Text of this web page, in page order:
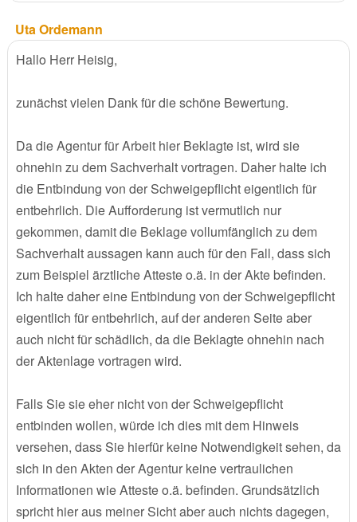
Uta Ordemann
Hallo Herr Heisig,
zunächst vielen Dank für die schöne Bewertung.
Da die Agentur für Arbeit hier Beklagte ist, wird sie
ohnehin zu dem Sachverhalt vortragen. Daher halte ich
die Entbindung von der Schweigepflicht eigentlich für
entbehrlich. Die Aufforderung ist vermutlich nur
gekommen, damit die Beklage vollumfänglich zu dem
Sachverhalt aussagen kann auch für den Fall, dass sich
zum Beispiel ärztliche Atteste o.ä. in der Akte befinden.
Ich halte daher eine Entbindung von der Schweigepflicht
eigentlich für entbehrlich, auf der anderen Seite aber
auch nicht für schädlich, da die Beklagte ohnehin nach
der Aktenlage vortragen wird.
Falls Sie sie eher nicht von der Schweigepflicht
entbinden wollen, würde ich dies mit dem Hinweis
versehen, dass Sie hierfür keine Notwendigkeit sehen, da
sich in den Akten der Agentur keine vertraulichen
Informationen wie Atteste o.ä. befinden. Grundsätzlich
spricht hier aus meiner Sicht aber auch nichts dagegen,